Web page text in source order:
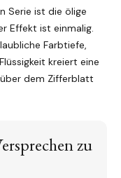
Serie ist die ölige
Effekt ist einmalig.
Farbtiefe,
kreiert eine
dem Zifferblatt
zu